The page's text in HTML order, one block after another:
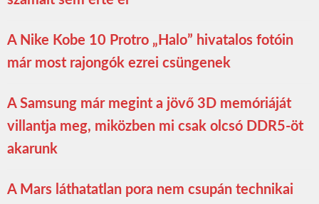
A Nike Kobe 10 Protro „Halo” hivatalos fotóin
már most rajongók ezrei csüngenek
A Samsung már megint a jövő 3D memóriáját
villantja meg, miközben mi csak olcsó DDR5-öt
akarunk
A Mars láthatatlan pora nem csupán technikai